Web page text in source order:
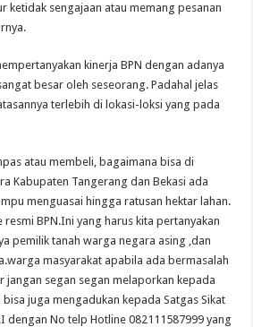
ketidak sengajaan atau memang pesanan
kinerja BPN dengan adanya
besar oleh seseorang. Padahal jelas
terlebih di lokasi-loksi yang pada
atau membeli, bagaimana bisa di
Kabupaten Tangerang dan Bekasi ada
menguasai hingga ratusan hektar lahan.
BPN.Ini yang harus kita pertanyakan
pemilik tanah warga negara asing ,dan
masyarakat apabila ada bermasalah
jangan segan segan melaporkan kepada
juga mengadukan kepada Satgas Sikat
dengan No telp Hotline 082111587999 yang